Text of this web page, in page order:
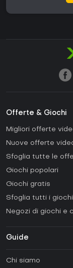
Offerte & Giochi
Migliori offerte
Nuove offerte
Sfoglia tutte le
Giochi popolari
Giochi gratis
Sfoglia tutti i giochi
Negozi di giochi e
Guide
Chi siamo